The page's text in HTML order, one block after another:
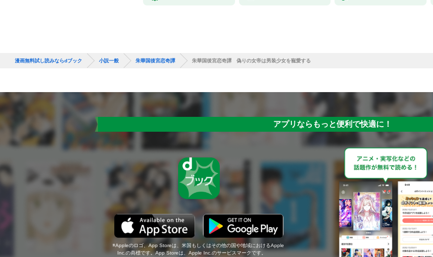
漫画無料試し読みならdブック 小説一般 朱華国後宮恋奇譚 朱華国後宮恋奇譚 偽りの女帝は男装少女を寵愛する
アプリならもっと便利で快適に！
Appleのロゴ、App Storeは、米国もしくはその他の国や地域におけるApple
Inc.の商標です。App Storeは、Apple Inc.のサービスマークです。